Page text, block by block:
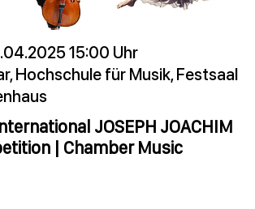
15:00 Uhr
Hochschule für Musik, Festsaal
JOSEPH JOACHIM
| Chamber Music